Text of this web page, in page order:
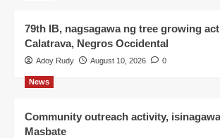
79th IB, nagsagawa ng tree growing
Calatrava, Negros Occidental
Adoy Rudy August 10, 2026 0
News
Community outreach activity,
Masbate